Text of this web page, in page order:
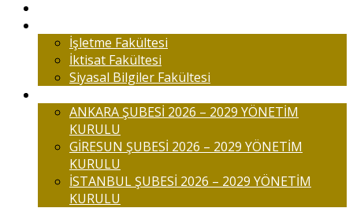
İşletme Fakültesi
İktisat Fakültesi
Siyasal Bilgiler Fakültesi
ANKARA ŞUBESİ 2026 – 2029 YÖNETİM
KURULU
GİRESUN ŞUBESİ 2026 – 2029 YÖNETİM
KURULU
İSTANBUL ŞUBESİ 2026 – 2029 YÖNETİM
KURULU